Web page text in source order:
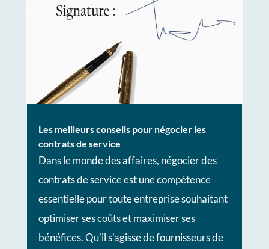
Les meilleurs conseils pour négocier les
contrats de service
Dans le monde des affaires, négocier des
contrats de service est une compétence
essentielle pour toute entreprise souhaitant
optimiser ses coûts et maximiser ses
bénéfices. Qu'il s'agisse de fournisseurs de